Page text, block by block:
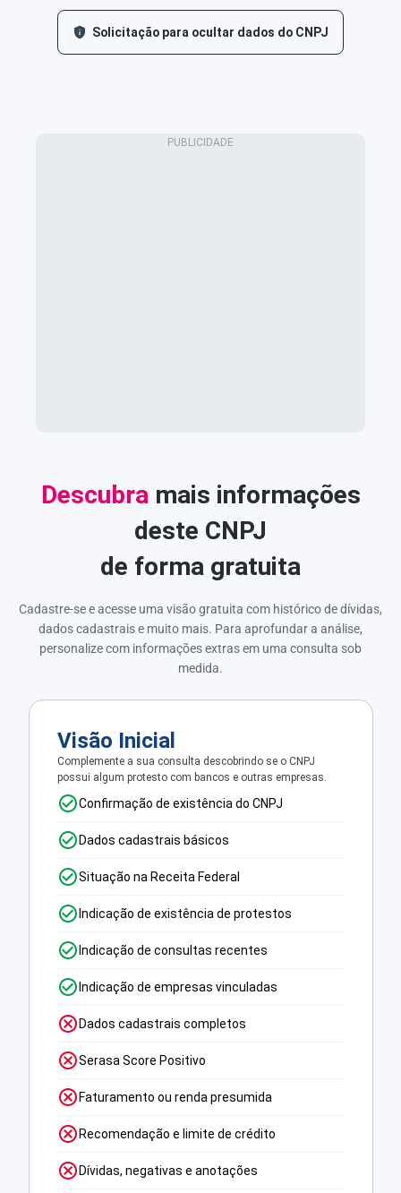
Solicitação para ocultar dados do CNPJ
Descubra mais informações
deste CNPJ
de forma gratuita
Cadastre-se e acesse uma visão gratuita com histórico de dívidas,
dados cadastrais e muito mais. Para aprofundar a análise,
personalize com informações extras em uma consulta sob
medida.
Visão Inicial
Complemente a sua consulta descobrindo se o CNPJ
possui algum protesto com bancos e outras empresas.
Confirmação de existência do CNPJ
Dados cadastrais básicos
Situação na Receita Federal
Indicação de existência de protestos
Indicação de consultas recentes
Indicação de empresas vinculadas
Dados cadastrais completos
Serasa Score Positivo
Faturamento ou renda presumida
Recomendação e limite de crédito
Dívidas, negativas e anotações